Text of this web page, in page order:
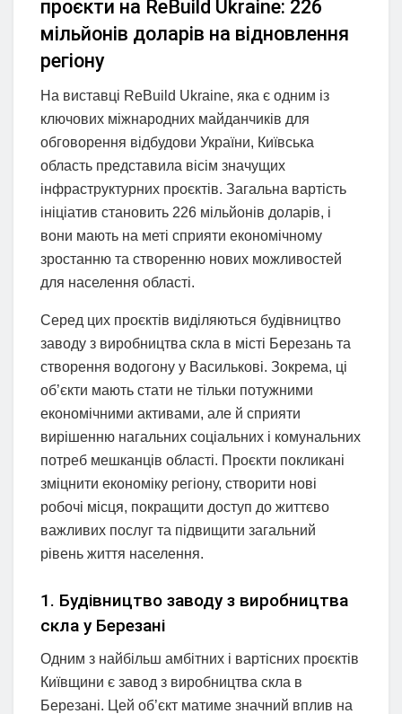
проєкти на ReBuild Ukraine: 226
мільйонів доларів на відновлення
регіону
На виставці ReBuild Ukraine, яка є одним із
ключових міжнародних майданчиків для
обговорення відбудови України, Київська
область представила вісім значущих
інфраструктурних проєктів. Загальна вартість
ініціатив становить 226 мільйонів доларів, і
вони мають на меті сприяти економічному
зростанню та створенню нових можливостей
для населення області.
Серед цих проєктів виділяються будівництво
заводу з виробництва скла в місті Березань та
створення водогону у Василькові. Зокрема, ці
об’єкти мають стати не тільки потужними
економічними активами, але й сприяти
вирішенню нагальних соціальних і комунальних
потреб мешканців області. Проєкти покликані
зміцнити економіку регіону, створити нові
робочі місця, покращити доступ до життєво
важливих послуг та підвищити загальний
рівень життя населення.
1. Будівництво заводу з виробництва
скла у Березані
Одним з найбільш амбітних і вартісних проєктів
Київщини є завод з виробництва скла в
Березані. Цей об’єкт матиме значний вплив на